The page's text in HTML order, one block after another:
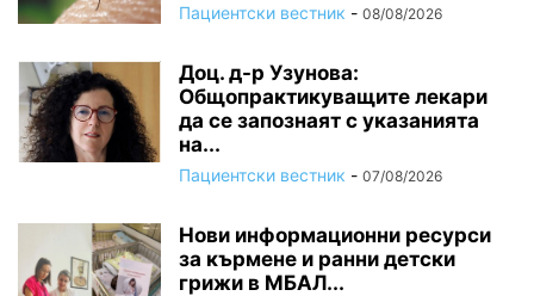
Пациентски вестник - 08/08/2026
Доц. д-р Узунова:
Общопрактикуващите лекари
да се запознаят с указанията
на...
Пациентски вестник - 07/08/2026
Нови информационни ресурси
за кърмене и ранни детски
грижи в МБАЛ...